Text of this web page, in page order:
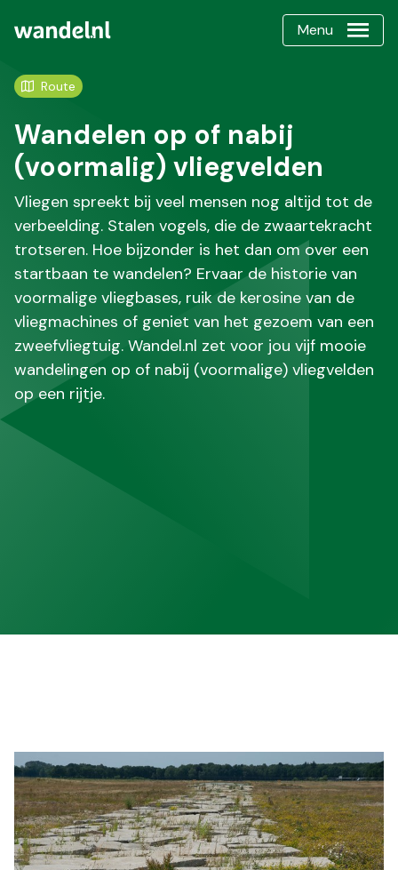
Menu
Route
Wandelen op of nabij
(voormalig) vliegvelden
Vliegen spreekt bij veel mensen nog altijd tot de
verbeelding. Stalen vogels, die de zwaartekracht
trotseren. Hoe bijzonder is het dan om over een
startbaan te wandelen? Ervaar de historie van
voormalige vliegbases, ruik de kerosine van de
vliegmachines of geniet van het gezoem van een
zweefvliegtuig. Wandel.nl zet voor jou vijf mooie
wandelingen op of nabij (voormalige) vliegvelden
op een rijtje.